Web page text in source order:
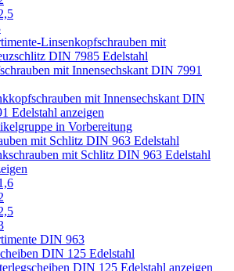
Linsenkopfschrauben mit
DIN 7985 Edelstahl
mit Innensechskant DIN 7991
mit Innensechskant DIN
Edelstahl anzeigen
in Vorbereitung
mit Schlitz DIN 963 Edelstahl
mit Schlitz DIN 963 Edelstahl
DIN 963
DIN 125 Edelstahl
DIN 125 Edelstahl anzeigen